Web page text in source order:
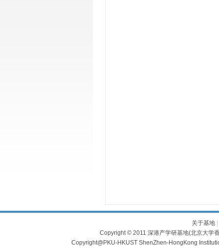
关于基地|
Copyright © 2011 深港产学研基地(北京大学
Copyright@PKU-HKUST ShenZhen-HongKong